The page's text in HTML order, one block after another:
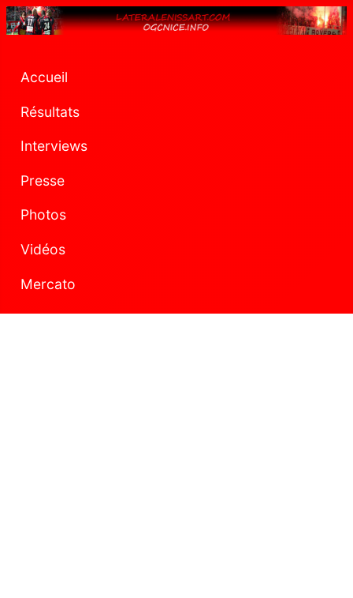
Accueil
Résultats
Interviews
Presse
Photos
Vidéos
Mercato